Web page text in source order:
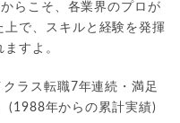
らこそ、各業界のプロが
で、スキルと経験を発揮
すよ。
クラス転職7年連続・満足
(1988年からの累計実績)